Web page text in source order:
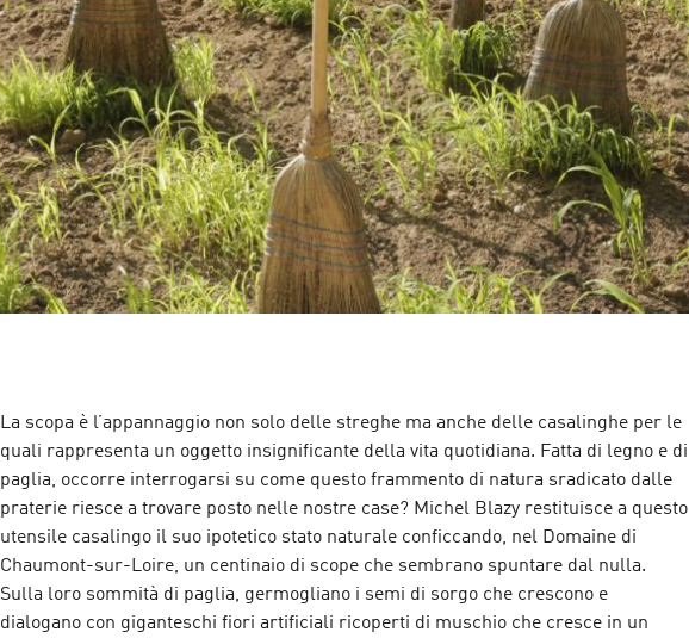
La scopa è l’appannaggio non solo delle streghe ma anche delle casalinghe per le
quali rappresenta un oggetto insignificante della vita quotidiana. Fatta di legno e di
paglia, occorre interrogarsi su come questo frammento di natura sradicato dalle
praterie riesce a trovare posto nelle nostre case? Michel Blazy restituisce a questo
utensile casalingo il suo ipotetico stato naturale conficcando, nel Domaine di
Chaumont-sur-Loire, un centinaio di scope che sembrano spuntare dal nulla.
Sulla loro sommità di paglia, germogliano i semi di sorgo che crescono e
dialogano con giganteschi fiori artificiali ricoperti di muschio che cresce in un